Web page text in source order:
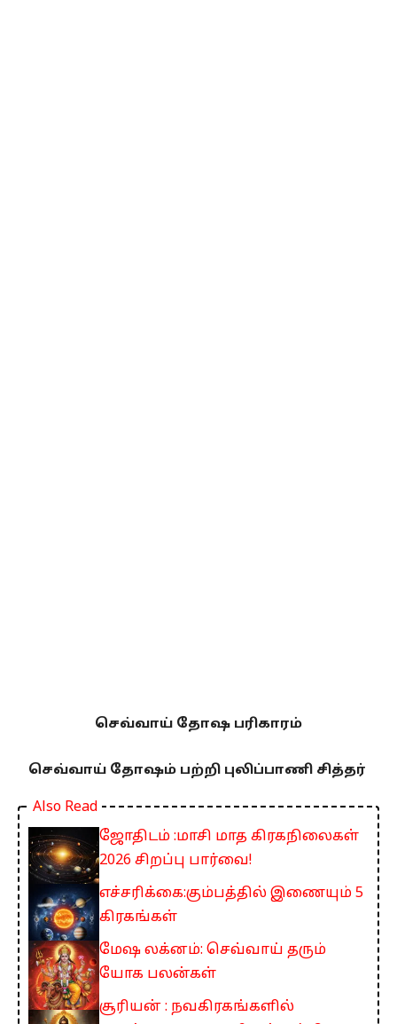
செவ்வாய் தோஷ பரிகாரம்
செவ்வாய் தோஷம் பற்றி புலிப்பாணி சித்தர்
Also Read
ஜோதிடம் :மாசி மாத கிரகநிலைகள்
2026 சிறப்பு பார்வை!
எச்சரிக்கை:கும்பத்தில் இணையும் 5
கிரகங்கள்
மேஷ லக்னம்: செவ்வாய் தரும்
யோக பலன்கள்
சூரியன் : நவகிரகங்களில்